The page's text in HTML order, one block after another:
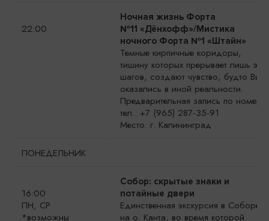
22:00
Ночная жизнь Форта
№11 «Дёнхофф»/Мистика
ночного Форта №1 «Штайн»
Темные кирпичные коридоры,
тишину которых прерывает лишь эхо
шагов, создают чувство, будто Вы
оказались в иной реальности.
Предварительная запись по номеру
тел.: +7 (965) 287-35-91
Место: г. Калининград
ПОНЕДЕЛЬНИК
16:00
ПН, СР
*возможны
Собор: скрытые знаки и
потайные двери
Единственная экскурсия в Соборе
на о. Канта, во время которой